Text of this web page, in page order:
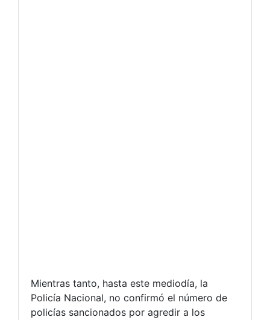
Mientras tanto, hasta este mediodía, la
Policía Nacional, no confirmó el número de
policías sancionados por agredir a los